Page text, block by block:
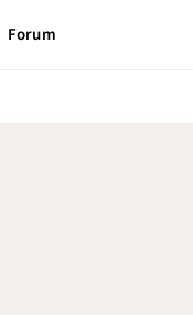
Forum